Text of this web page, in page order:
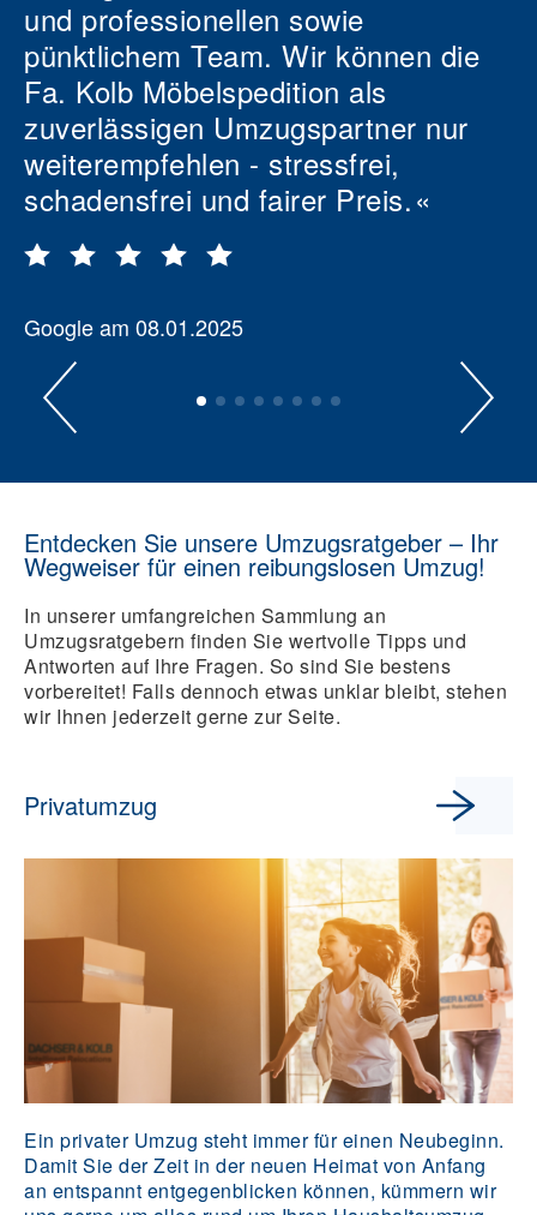
und professionellen sowie
pünktlichem Team. Wir können die
Fa. Kolb Möbelspedition als
zuverlässigen Umzugspartner nur
weiterempfehlen - stressfrei,
schadensfrei und fairer Preis.
Google am 08.01.2025
Entdecken Sie unsere Umzugsratgeber – Ihr
Wegweiser für einen reibungslosen Umzug!
In unserer umfangreichen Sammlung an
Umzugsratgebern finden Sie wertvolle Tipps und
Antworten auf Ihre Fragen. So sind Sie bestens
vorbereitet! Falls dennoch etwas unklar bleibt, stehen
wir Ihnen jederzeit gerne zur Seite.
Privatumzug
Ein privater Umzug steht immer für einen Neubeginn.
Damit Sie der Zeit in der neuen Heimat von Anfang
an entspannt entgegenblicken können, kümmern wir